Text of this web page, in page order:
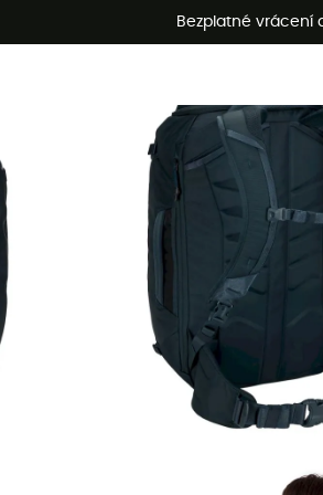
Bezplatné vrácení
Letní akce 🔥 -5 % EXTRA při nákupu